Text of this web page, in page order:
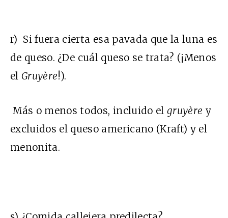
r) Si fuera cierta esa pavada que la luna es
de queso. ¿De cuál queso se trata? (¡Menos
el Gruyère!).
Más o menos todos, incluido el gruyère y
excluidos el queso americano (Kraft) y el
menonita.